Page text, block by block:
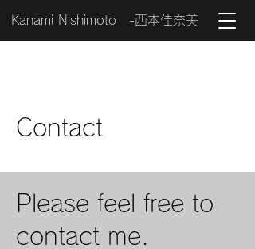
Kanami Nishimoto -西本佳奈美
Contact
Please feel free to
contact me.